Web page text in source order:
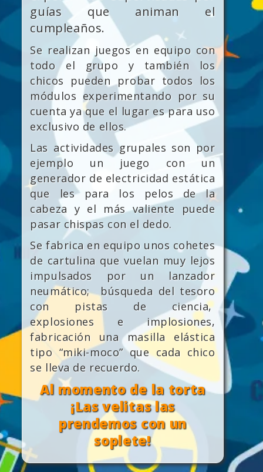
guías que animan el
cumpleaños.
Se realizan juegos en equipo con
todo el grupo y también los
chicos pueden probar todos los
módulos experimentando por su
cuenta ya que el lugar es para uso
exclusivo de ellos.
Las actividades grupales son por
ejemplo un juego con un
generador de electricidad estática
que les para los pelos de la
cabeza y el más valiente puede
pasar chispas con el dedo.
Se fabrica en equipo unos cohetes
de cartulina que vuelan muy lejos
impulsados por un lanzador
neumático; búsqueda del tesoro
con pistas de ciencia,
explosiones e implosiones,
fabricación una masilla elástica
tipo “miki-moco” que cada chico
se lleva de recuerdo.
Al momento de la torta
¡Las velitas las
prendemos con un
soplete!